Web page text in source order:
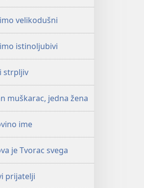
velikodušni
istinoljubivi
strpljiv
muškarac, jedna žena
ime
je Tvorac svega
prijatelji